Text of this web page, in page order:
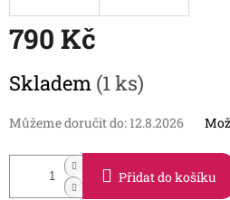
790 Kč
cena:
Skladem (1 ks)
Můžeme doručit do: 12.8.2026
Přidat do košíku